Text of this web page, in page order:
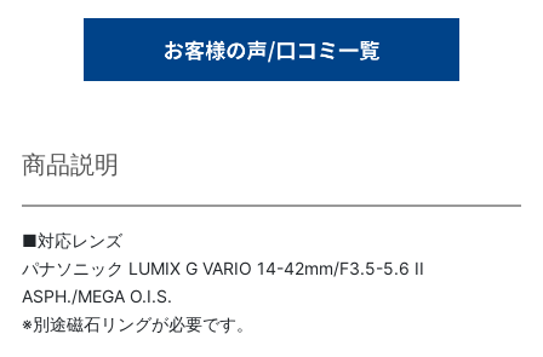
商品説明
■対応レンズ
パナソニック LUMIX G VARIO 14-42mm/F3.5-5.6 II
ASPH./MEGA O.I.S.
※別途磁石リングが必要です。